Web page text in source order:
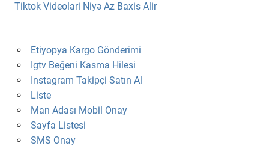
Tiktok Videolari Niyə Az Baxis Alir
Etiyopya Kargo Gönderimi
Igtv Beğeni Kasma Hilesi
Instagram Takipçi Satın Al
Liste
Man Adası Mobil Onay
Sayfa Listesi
SMS Onay